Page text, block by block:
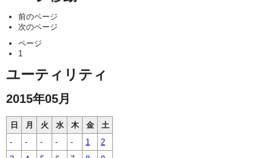
前のページ
次のページ
ページ
1
ユーティリティ
2015年05月
日 月 火 水 木 金
土
-
- - - - 1
2